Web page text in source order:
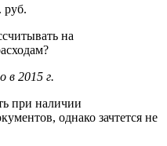
руб.
на
в 2015 г.
при наличии
однако зачтется не